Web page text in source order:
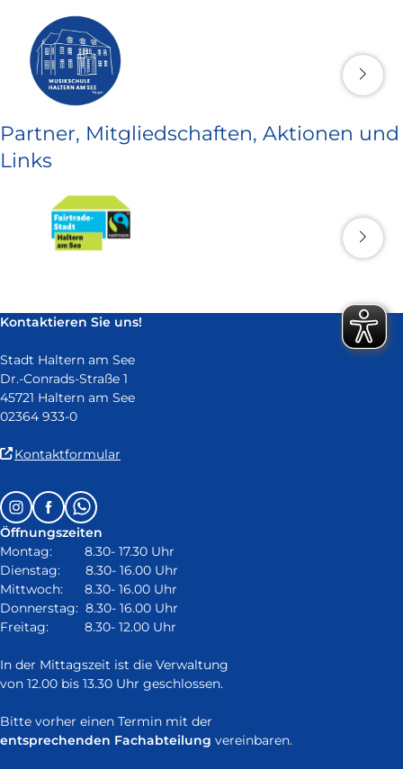
Partner, Mitgliedschaften, Aktionen und
Links
Kontaktieren Sie uns!
Stadt Haltern am See
Dr.-Conrads-Straße 1
45721 Haltern am See
02364 933-0
Kontaktformular
in
neuem
Fenster)
Follow
us
on:
InstagramFacebookWhatsapp
Öffnungszeiten
Montag: 8.30- 17.30 Uhr
Dienstag: 8.30- 16.00 Uhr
Mittwoch: 8.30- 16.00 Uhr
Donnerstag: 8.30- 16.00 Uhr
Freitag: 8.30- 12.00 Uhr
In der Mittagszeit ist die Verwaltung
von 12.00 bis 13.30 Uhr geschlossen.
Bitte vorher einen Termin mit der
entsprechenden Fachabteilung vereinbaren.